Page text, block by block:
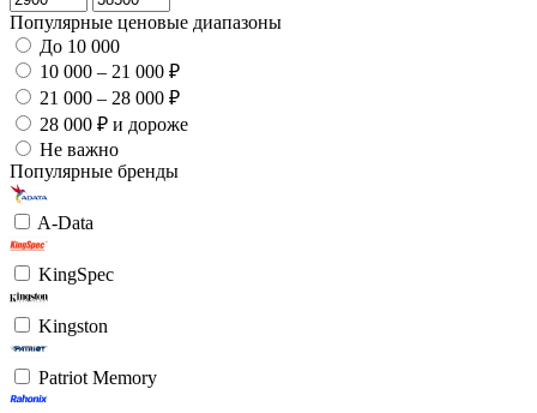
Популярные ценовые диапазоны
До 10 000
10 000 – 21 000 ₽
21 000 – 28 000 ₽
28 000 ₽ и дороже
Не важно
Популярные бренды
A-Data
KingSpec
Kingston
Patriot Memory